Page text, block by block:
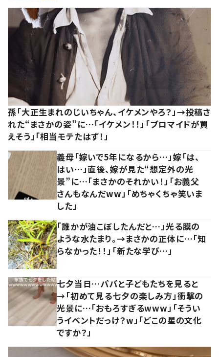
孫「大正生まれのじいちゃん、イケメンやろ？」→投稿さ
れた“まさかの姿”に…「イケメン！！」「ブロマイドが買
えそう」「相当モテたはず！」
義母「嫁いで5年になるから…」嫁「は、
はい…」直後、嫁が見た“想定外の光
景”に…「まさかのそれかい！」「お義父
さんもなんだww」「めちゃくちゃ笑いま
した」
「誰かが油こぼしたんだと…」光る膜の
ような水たまり。→まさかの正体に…「知
らなかった！！」「新たな学び…」
七夕当日…パパと子どもたちを見ると
→「初めて見る七夕の楽しみ方」衝撃の
光景に…「おもろすぎるwww」「そうい
うイベントだっけ？w」「どこの星の文化
ですか？」